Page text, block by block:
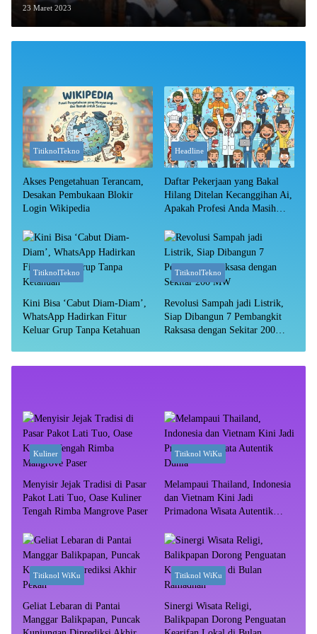
Dikerjakan
23 Maret 2023
TitiknolTekno
Akses Pengetahuan Terancam,
Desakan Pembukaan Blokir
Login Wikipedia
Headline
Daftar Pekerjaan yang Bakal
Hilang Ditelan Kecanggihan Ai,
Apakah Profesi Anda Masih
TitiknolTekno
Kini Bisa ‘Cabut Diam-Diam’,
WhatsApp Hadirkan Fitur
Keluar Grup Tanpa Ketahuan
TitiknolTekno
Revolusi Sampah jadi Listrik,
Siap Dibangun 7 Pembangkit
Raksasa dengan Sekitar 200
Kuliner
Menyisir Jejak Tradisi di Pasar
Pakot Lati Tuo, Oase Kuliner
Tengah Rimba Mangrove Paser
Titiknol WiKu
Melampaui Thailand, Indonesia
dan Vietnam Kini Jadi
Primadona Wisata Autentik
Titiknol WiKu
Geliat Lebaran di Pantai
Manggar Balikpapan, Puncak
Titiknol WiKu
Sinergi Wisata Religi,
Balikpapan Dorong Penguatan